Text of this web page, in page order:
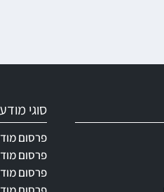
סוגי
פרסום
פרסום
פרסום